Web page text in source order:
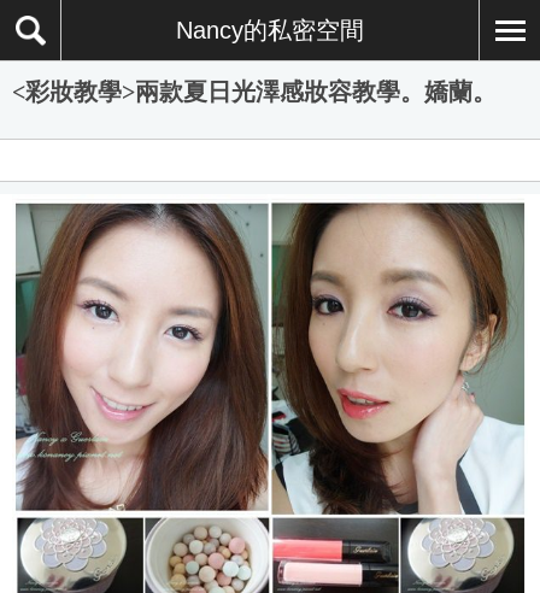
Nancy的私密空間
<彩妝教學>兩款夏日光澤感妝容教學。嬌蘭。